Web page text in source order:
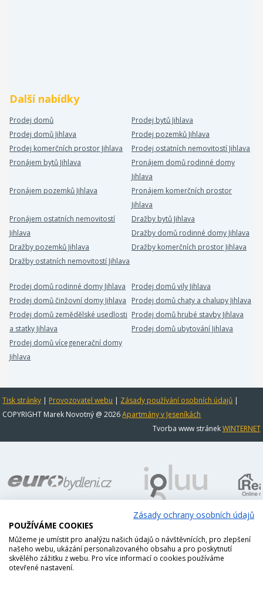
Další nabídky
Prodej domů
Prodej bytů Jihlava
Prodej domů Jihlava
Prodej pozemků Jihlava
Prodej komerčních prostor Jihlava
Prodej ostatních nemovitostí Jihlava
Pronájem bytů Jihlava
Pronájem domů rodinné domy
Jihlava
Pronájem pozemků Jihlava
Pronájem komerčních prostor
Jihlava
Pronájem ostatních nemovitostí
Jihlava
Dražby bytů Jihlava
Dražby domů rodinné domy Jihlava
Dražby pozemků Jihlava
Dražby komerčních prostor Jihlava
Dražby ostatních nemovitostí Jihlava
Prodej domů rodinné domy Jihlava
Prodej domů vily Jihlava
Prodej domů činžovní domy Jihlava
Prodej domů chaty a chalupy Jihlava
Prodej domů zemědělské usedlosti
a statky Jihlava
Prodej domů hrubé stavby Jihlava
Prodej domů ubytování Jihlava
Prodej domů vícegenerační domy
Jihlava
Tisk stránky | Provozovatel webu | Zásady používání osobních údajů |
COPYRIGHT Marek Novotný @ 2026Apartmány v Jeseníkách
Tvorba www stránekWINTERNET
Zásady ochrany osobních údajů
POUŽÍVÁME COOKIES
Můžeme je umístit pro analýzu našich údajů o návštěvnících, pro zlepšení
našeho webu, ukázání personalizovaného obsahu a pro poskytnutí
skvělého zážitku z webu. Pro více informací o cookies používáme
otevřené nastavení.